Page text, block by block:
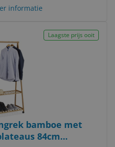
informatie
Laagste prijs ooit
bamboe met
84cm